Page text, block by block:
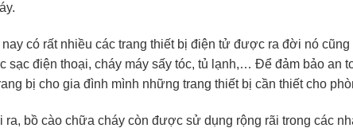
nay có rất nhiều các trang thiết bị điện tử được ra đời nó
sạc điện thoại, cháy máy sấy tóc, tủ lạnh,… Để đảm bảo an
bị cho gia đình mình những trang thiết bị cần thiết cho
ra, bồ cào chữa cháy còn được sử dụng rộng rãi trong các